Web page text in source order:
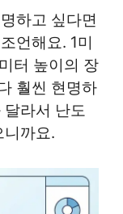
하고 싶다면
언해요. 1미
터 높이의 장
훨씬 현명하
라서 난도
니까요.